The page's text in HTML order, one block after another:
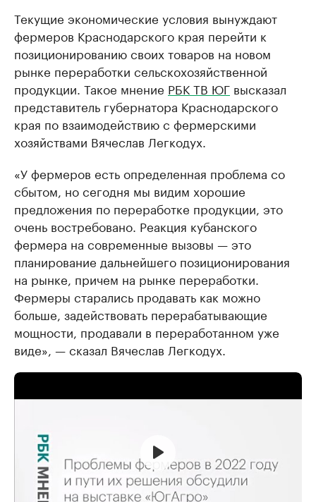
Текущие экономические условия вынуждают
фермеров Краснодарского края перейти к
позиционированию своих товаров на новом
рынке переработки сельскохозяйственной
продукции. Такое мнение РБК ТВ ЮГ высказал
представитель губернатора Краснодарского
края по взаимодействию с фермерскими
хозяйствами Вячеслав Легкодух.
«У фермеров есть определенная проблема со
сбытом, но сегодня мы видим хорошие
предложения по переработке продукции, это
очень востребовано. Реакция кубанского
фермера на современные вызовы — это
планирование дальнейшего позиционирования
на рынке, причем на рынке переработки.
Фермеры старались продавать как можно
больше, задействовать перерабатывающие
мощности, продавали в переработанном уже
виде», — сказал Вячеслав Легкодух.